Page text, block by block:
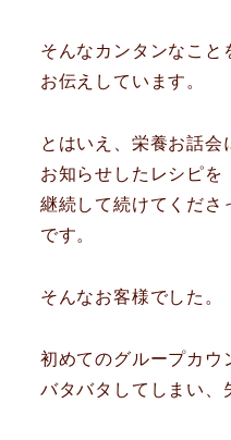
そんなカンタンなこと
お伝えしています。
とはいえ、栄養お話会
お知らせしたレシピを
継続して続けてくださ
です。
そんなお客様でした。
初めてのグループカウ
バタバタしてしまい、